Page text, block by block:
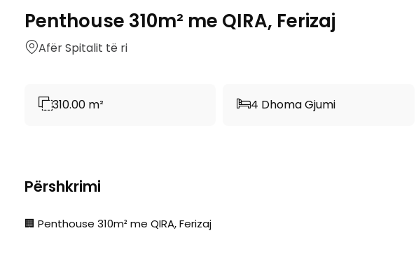
Penthouse 310m² me QIRA, Ferizaj
Afër Spitalit të ri
310.00 m² 4 Dhoma Gjumi
Përshkrimi
🏢 Penthouse 310m² me QIRA, Ferizaj